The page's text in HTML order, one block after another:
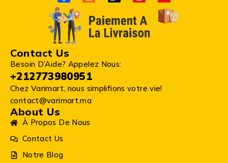
Contact Us
Besoin D’Aide? Appelez Nous:
+212773980951
Chez Varimart, nous simplifions votre vie!
contact@varimart.ma
About Us
À Propos De Nous
Contact Us
Notre Blog